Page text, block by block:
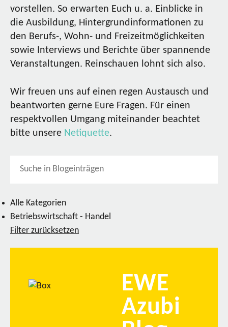
vorstellen. So erwarten Euch u. a. Einblicke in
die Ausbildung, Hintergrundinformationen zu
den Berufs-, Wohn- und Freizeitmöglichkeiten
sowie Interviews und Berichte über spannende
Veranstaltungen. Reinschauen lohnt sich also.
Wir freuen uns auf einen regen Austausch und
beantworten gerne Eure Fragen. Für einen
respektvollen Umgang miteinander beachtet
bitte unsere Netiquette.
Alle Kategorien
Betriebswirtschaft - Handel
Filter zurücksetzen
EWE
Azubi